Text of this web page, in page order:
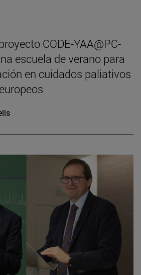
CODE-YAA@PC-
escuela de verano para
en cuidados paliativos